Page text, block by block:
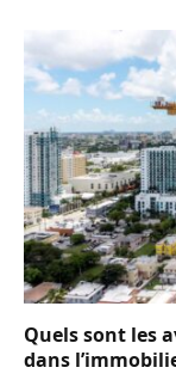
Quels sont les
dans